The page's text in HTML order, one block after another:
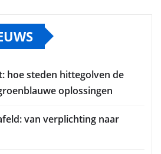
hoe steden hittegolven de
oplossingen
van verplichting naar